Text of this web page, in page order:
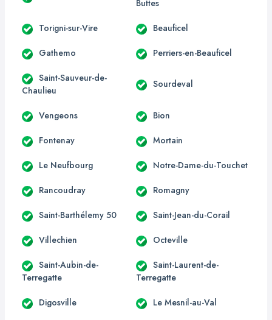
Buttes
Torigni-sur-Vire Beauficel
Gathemo Perriers-en-Beauficel
Saint-Sauveur-de-
Chaulieu
Sourdeval
Vengeons Bion
Fontenay Mortain
Le Neufbourg Notre-Dame-du-Touchet
Rancoudray Romagny
Saint-Barthélemy 50 Saint-Jean-du-Corail
Villechien Octeville
Saint-Aubin-de-
Terregatte
Saint-Laurent-de-
Terregatte
Digosville Le Mesnil-au-Val